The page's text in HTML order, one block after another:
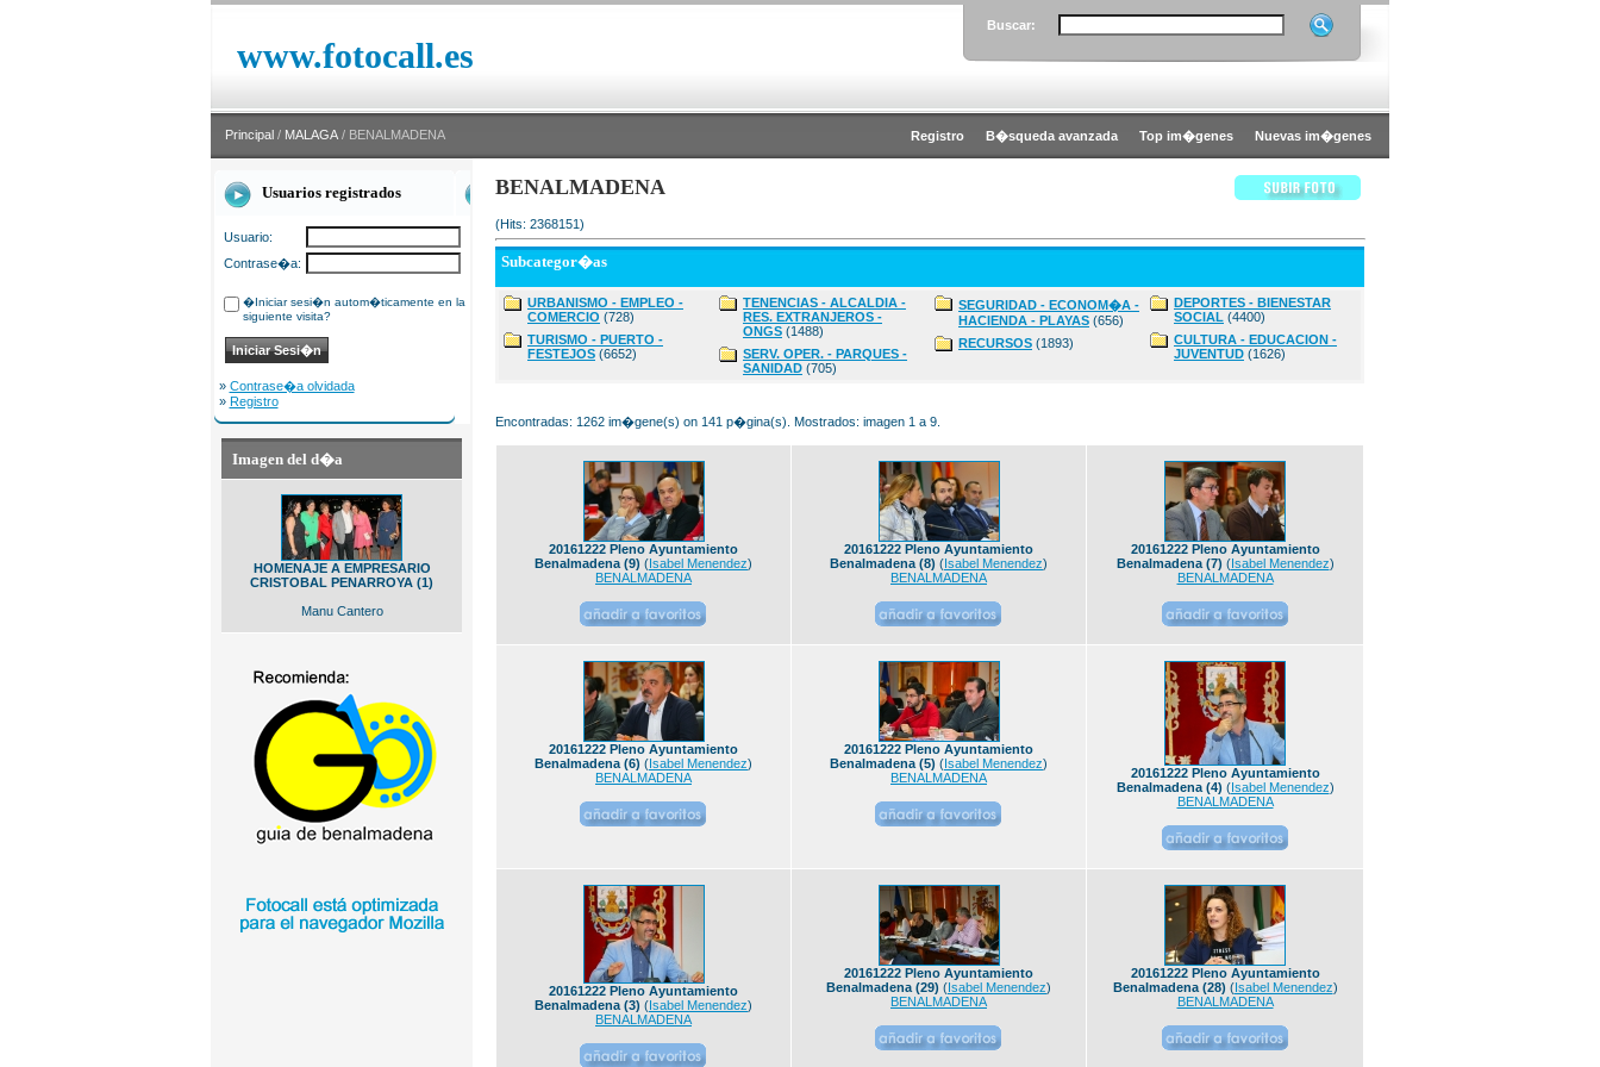
www.fotocall.es
Buscar:
Principal / MALAGA / BENALMADENA Registro B�squeda avanzada Top im�genes Nuevas im�genes
Usuarios registrados
Usuario:
Contrase�a:
�Iniciar sesi�n autom�ticamente en la
siguiente visita?
» Contrase�a olvidada
» Registro
Imagen del d�a
HOMENAJE A EMPRESARIO
CRISTOBAL PENARROYA (1)
Manu Cantero
BENALMADENA
(Hits: 2368151)
Subcategor�as
URBANISMO - EMPLEO -
COMERCIO (728)
TURISMO - PUERTO -
FESTEJOS (6652)
TENENCIAS - ALCALDIA -
RES. EXTRANJEROS -
ONGS (1488)
SERV. OPER. - PARQUES -
SANIDAD (705)
SEGURIDAD - ECONOM�A -
HACIENDA - PLAYAS (656)
RECURSOS (1893)
DEPORTES - BIENESTAR
SOCIAL (4400)
CULTURA - EDUCACION -
JUVENTUD (1626)
Encontradas: 1262 im�gene(s) on 141 p�gina(s). Mostrados: imagen 1 a 9.
20161222 Pleno Ayuntamiento
Benalmadena (9) (Isabel Menendez)
BENALMADENA
20161222 Pleno Ayuntamiento
Benalmadena (8) (Isabel Menendez)
BENALMADENA
20161222 Pleno Ayuntamiento
Benalmadena (7) (Isabel Menendez)
BENALMADENA
20161222 Pleno Ayuntamiento
Benalmadena (6) (Isabel Menendez)
BENALMADENA
20161222 Pleno Ayuntamiento
Benalmadena (5) (Isabel Menendez)
BENALMADENA
20161222 Pleno Ayuntamiento
Benalmadena (4) (Isabel Menendez)
BENALMADENA
20161222 Pleno Ayuntamiento
Benalmadena (3) (Isabel Menendez)
BENALMADENA
20161222 Pleno Ayuntamiento
Benalmadena (29) (Isabel Menendez)
BENALMADENA
20161222 Pleno Ayuntamiento
Benalmadena (28) (Isabel Menendez)
BENALMADENA